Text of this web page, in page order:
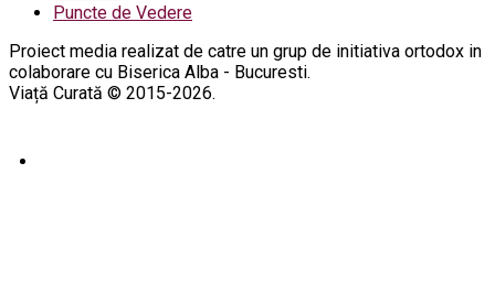
Puncte de Vedere
Proiect media realizat de catre un grup de initiativa ortodox in
colaborare cu Biserica Alba - Bucuresti.
Viață Curată © 2015-2026.